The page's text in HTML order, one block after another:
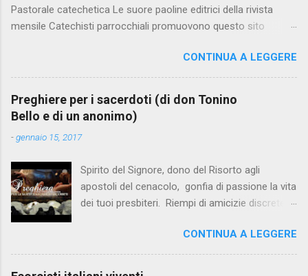
Pastorale catechetica Le suore paoline editrici della rivista
mensile Catechisti parrocchiali promuovono questo sito
www.facebook.com/PaolineGiovanieVangelo/ Carimo **
http://www.carimo.it Contiene i Catechismo della Chiesa
Cattolica, la Bibbia a Fumetti (novità assoluta in internet), il
pensiero di S.Tommaso, encicliche, scritti di Albino Luciani,
oroscopo... da ridere, e altri temi interessanti. Catechismo
www.vatican.va/archive/ITA0014/_INDEX.HTM ; Indice e testo
su: www.catechismochiesacattolica.it COMPENDIO :
www.vatican.va/archive/compendium_ccc/documents/archive
_2005_compendium-ccc_it.html Catechista 2.0 **½
www.catechistaduepuntozero.it www.catechista.it Sito liturgico
e di catechesi Sito curato dal 2000 da Sergio Della Lena e
CONTINUA A LEGGERE
Preghiere per i sacerdoti (di don Tonino
Bello e di un anonimo)
-gennaio 15, 2017
Spirito del Signore, dono del Risorto agli
apostoli del cenacolo, gonfia di passione la vita
dei tuoi presbiteri. Riempi di amicizie discrete la
capaci di misericordia per tutte le sue
debolezze. Confortali con la gratitudine della
gente e con l’olio della comunione fraterna.
CONTINUA A LEGGERE